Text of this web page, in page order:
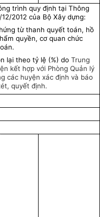
trình quy định tại Thông
2012 của Bộ Xây dựng:
từ thanh quyết toán, hồ
quyền, cơ quan chức
lại theo tỷ lệ (%) doTrung
kết hợp với Phòng Quản lý
các huyện xác định và báo
quyết định.